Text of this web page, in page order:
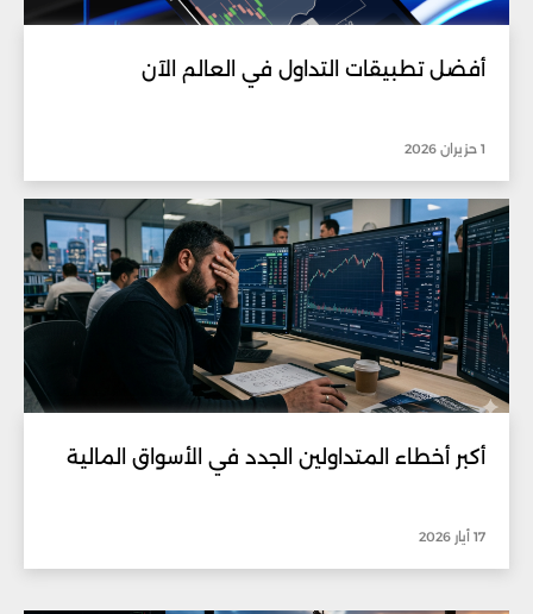
أفضل تطبيقات التداول في العالم الآن
1 حزيران 2026
أكبر أخطاء المتداولين الجدد في الأسواق المالية
17 أيار 2026